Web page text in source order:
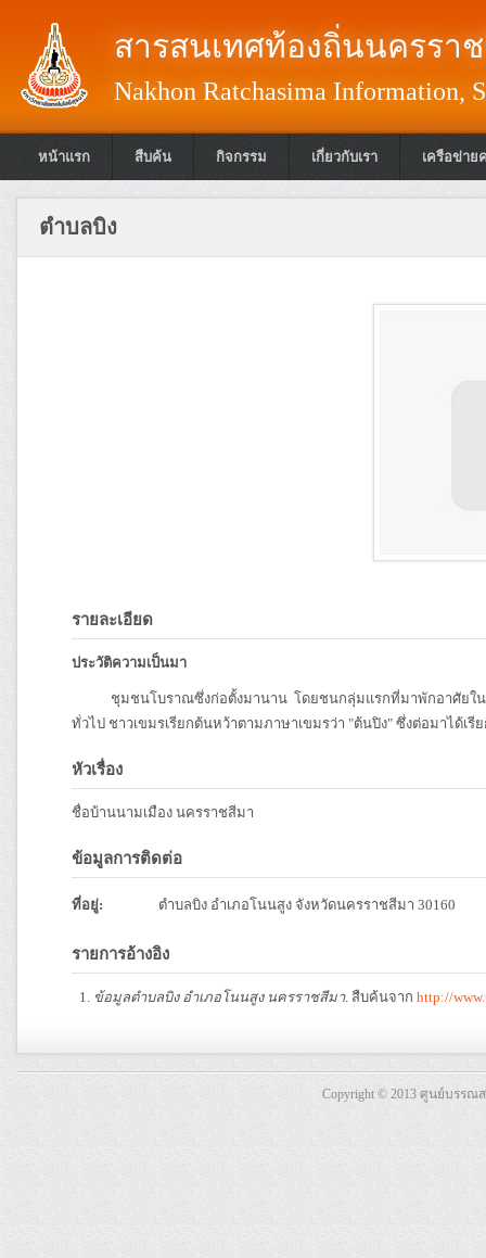
สารสนเทศท้องถิ่นนครรา
Nakhon Ratchasima Information,
หน้าแรก สืบค้น กิจกรรม เกี่ยวกับเรา เครือข่าย
ตำบลบิง
รายละเอียด
ประวัติความเป็นมา
ชุมชนโบราณซึ่งก่อตั้งมานาน โดยชนกลุ่มแรกที่มาพักอาศัยในเข
ทั่วไป ชาวเขมรเรียกต้นหว้าตามภาษาเขมรว่า "ต้นปิง" ซึ่งต่อมาได้เ
หัวเรื่อง
ชื่อบ้านนามเมือง นครราชสีมา
ข้อมูลการติดต่อ
ที่อยู่: ตำบลบิง อำเภอโนนสูง จังหวัดนครราชสีมา 30160
รายการอ้างอิง
ข้อมูลตำบลบิง อำเภอโนนสูง นครราชสีมา. สืบค้นจาก http://
Copyright © 2013 ศูนย์บรร